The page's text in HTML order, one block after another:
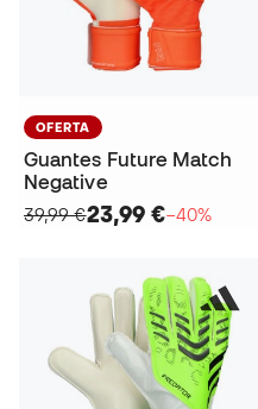
OFERTA
Guantes Future Match
Negative
39,99 €23,99 €−40%